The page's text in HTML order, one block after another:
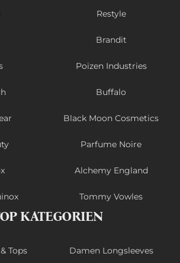
Restyle
Brandit
Poizen Industries
Buffalo
Black Moon Cosmetics
Parfume Noire
Alchemy England
Tommy Vowles
KATEGORIEN
Tops Damen Longsleeves